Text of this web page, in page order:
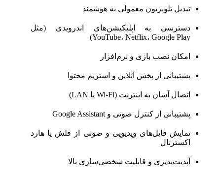
تبدیل تلویزیون معمولی به هوشمند
دسترسی به اپلیکیشن‌های اندرویدی (مثل
YouTube، Netflix، Google Play)
امکان نصب بازی و نرم‌افزار
پشتیبانی از پخش آنلاین و استریم محتوا
اتصال آسان به اینترنت (Wi-Fi یا LAN)
پشتیبانی از کنترل صوتی و Google Assistant
نمایش فایل‌های ویدیویی و صوتی از فلش یا هارد
اکسترنال
آپدیت‌پذیری و قابلیت شخصی‌سازی بالا